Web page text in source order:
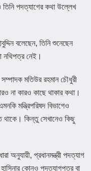
তিনি পদত্যাগের কথা উল্লেখ
বলেছেন, তিনি শুনেছেন
নথিপত্র নেই।
মতিউর রহমান চৌধুরী
না কারও কাছে থাকার কথা।
মন্ত্রিপরিষদ বিভাগেও
থাকে। কিন্তু সেখানেও কিছু
অনুযায়ী, প্রধানমন্ত্রী পদত্যাগ
কোনও পদত্যাগপত্র বা